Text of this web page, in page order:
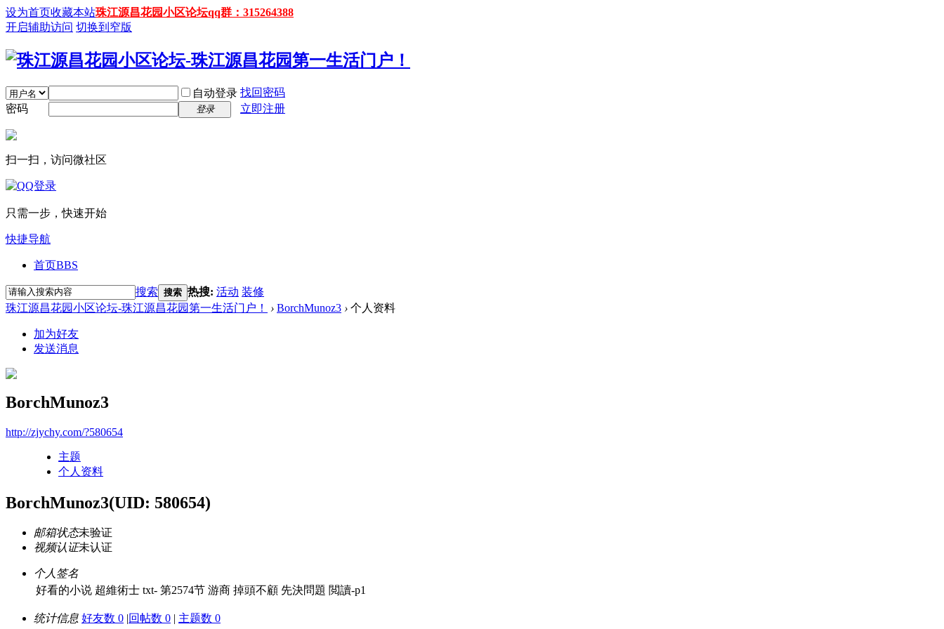
设为首页收藏本站珠江源昌花园小区论坛qq群：315264388
开启辅助访问 切换到窄版
自动登录 找回密码
密码
登录 立即注册
扫一扫，访问微社区
只需一步，快速开始
快捷导航
首页BBS
搜索 搜索 热搜: 活动 装修
珠江源昌花园小区论坛-珠江源昌花园第一生活门户！
› BorchMunoz3 › 个人资料
加为好友
发送消息
BorchMunoz3
http://zjychy.com/?580654
主题
个人资料
BorchMunoz3(UID: 580654)
邮箱状态未验证
视频认证未认证
个人签名
好看的小说 超維術士 txt- 第2574节 游商 掉頭不顧 先決問題 閲讀-p1
统计信息 好友数 0 |回帖数 0 | 主题数 0